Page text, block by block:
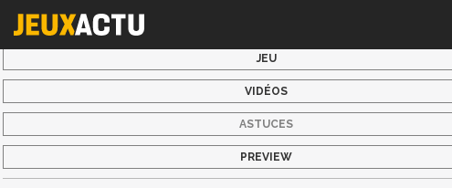
JEU
VIDÉOS
ASTUCES
PREVIEW